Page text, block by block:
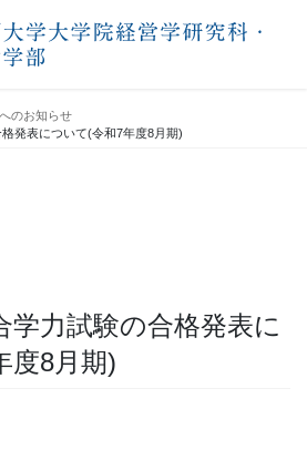
のお知らせ
格発表について(令和7年度8月期)
学力試験の合格発表に
度8月期)